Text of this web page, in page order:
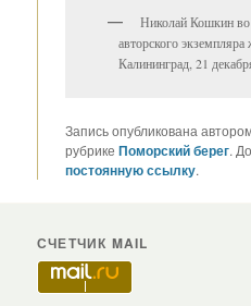
Николай Кошкин
авторского
Калининград, 21
Запись опубликована
рубрике Поморский берег.
постоянную ссылку.
СЧЕТЧИК MAIL